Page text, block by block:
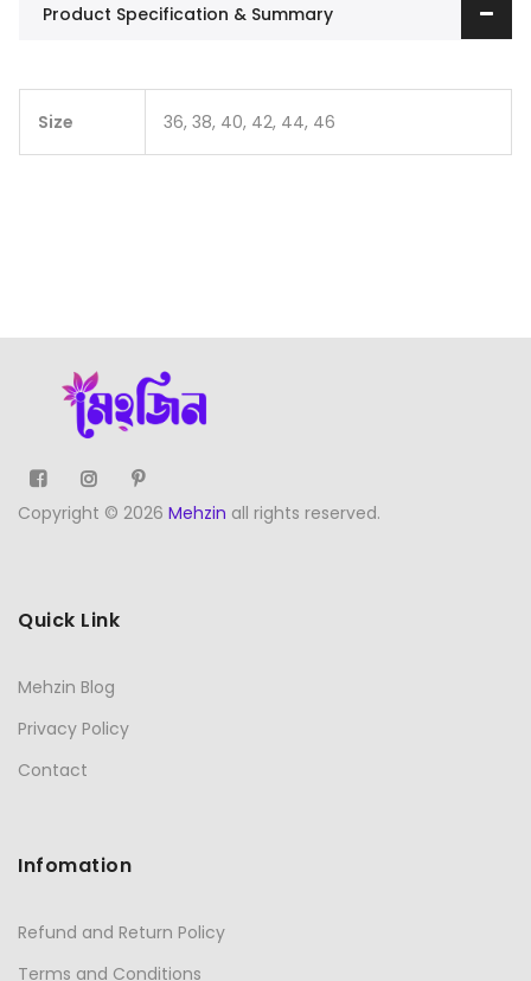
Product Specification & Summary
Size 36, 38, 40, 42, 44, 46
Copyright © 2026 Mehzin all rights reserved.
Quick Link
Mehzin Blog
Privacy Policy
Contact
Infomation
Refund and Return Policy
Terms and Conditions